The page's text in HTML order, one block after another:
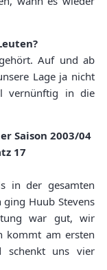
Auf und ab
Lage ja nicht
vernünftig in die
Saison 2003/04
17
in der gesamten
Huub Stevens
war gut, wir
kommt am ersten
schenkt uns vier